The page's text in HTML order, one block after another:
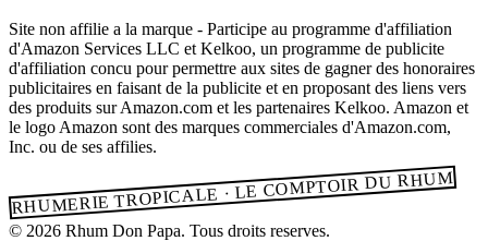
Site non affilie a la marque - Participe au programme d'affiliation
d'Amazon Services LLC et Kelkoo, un programme de publicite
d'affiliation concu pour permettre aux sites de gagner des honoraires
publicitaires en faisant de la publicite et en proposant des liens vers
des produits sur Amazon.com et les partenaires Kelkoo. Amazon et
le logo Amazon sont des marques commerciales d'Amazon.com,
Inc. ou de ses affilies.
RHUMERIE TROPICALE · LE COMPTOIR DU RHUM
© 2026 Rhum Don Papa. Tous droits reserves.